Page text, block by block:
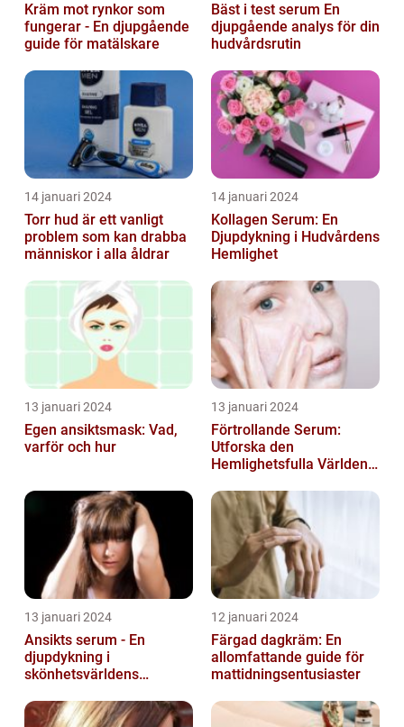
Kräm mot rynkor som
fungerar - En djupgående
guide för matälskare
Bäst i test serum En
djupgående analys för din
hudvårdsrutin
14 januari 2024
Torr hud är ett vanligt
problem som kan drabba
människor i alla åldrar
14 januari 2024
Kollagen Serum: En
Djupdykning i Hudvårdens
Hemlighet
13 januari 2024
Egen ansiktsmask: Vad,
varför och hur
13 januari 2024
Förtrollande Serum:
Utforska den
Hemlighetsfulla Världen
Näringsämnen
13 januari 2024
Ansikts serum - En
djupdykning i
skönhetsvärldens
12 januari 2024
Färgad dagkräm: En
allomfattande guide för
mattidningsentusiaster